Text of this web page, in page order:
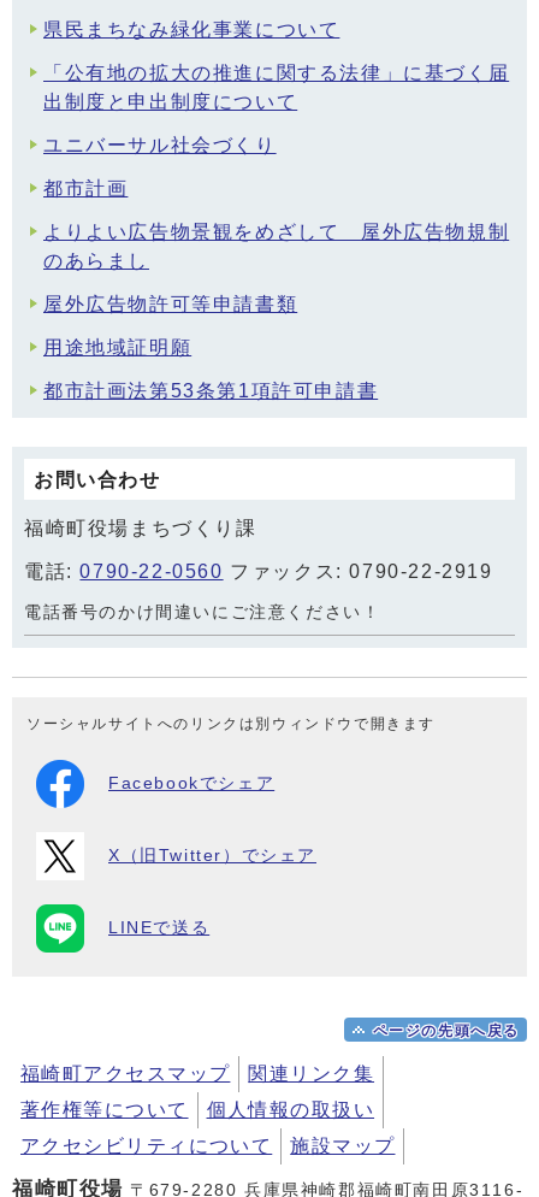
県民まちなみ緑化事業について
「公有地の拡大の推進に関する法律」に基づく届
出制度と申出制度について
ユニバーサル社会づくり
都市計画
よりよい広告物景観をめざして 屋外広告物規制
のあらまし
屋外広告物許可等申請書類
用途地域証明願
都市計画法第53条第1項許可申請書
お問い合わせ
福崎町役場まちづくり課
電話:0790-22-0560 ファックス: 0790-22-2919
電話番号のかけ間違いにご注意ください！
ソーシャルサイトへのリンクは別ウィンドウで開きます
Facebookでシェア
X（旧Twitter）でシェア
LINEで送る
ページの先頭へ戻る
福崎町アクセスマップ
関連リンク集
著作権等について
個人情報の取扱い
アクセシビリティについて
施設マップ
福崎町役場 〒679-2280 兵庫県神崎郡福崎町南田原3116-